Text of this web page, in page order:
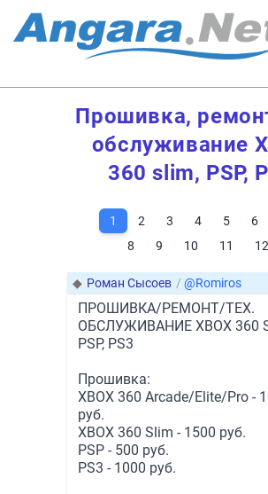
Прошивка,
обслуживание
360 slim, PSP,
1 2 3 4 5 6
8
9 10 11 12
◆ Роман Сысоев / @Romiros
ПРОШИВКА/РЕМОНТ/ТЕХ.
ОБСЛУЖИВАНИЕ XBOX 360
PSP, PS3
Прошивка:
XBOX 360 Arcade/Elite/Pro -
руб.
XBOX 360 Slim - 1500 руб.
PSP - 500 руб.
PS3 - 1000 руб.